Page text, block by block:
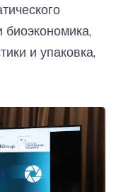
и упаковка,